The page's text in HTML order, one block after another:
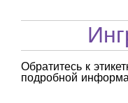
Обратитесь к
подробной